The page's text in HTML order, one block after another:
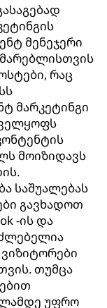
მენეჯერი
რაც
მარკეტინგი
მოიზიდავს
საშუალებას
გავხადოთ
-ის და
თუმცა
უფრო